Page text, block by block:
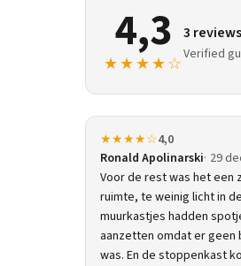
4,3
★★★★☆
3 reviews
Verified
★★★★☆4,0
Ronald Apolinarski 29
Voor de rest was het een
ruimte, te weinig licht in
muurkastjes hadden
aanzetten omdat er
was. En de stoppenkast